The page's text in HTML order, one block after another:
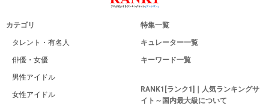
カテゴリ
タレント・有名人
俳優・女優
男性アイドル
女性アイドル
特集一覧
キュレーター一覧
キーワード一覧
RANK1[ランク1]｜人気ランキングサ
イト～国内最大級について